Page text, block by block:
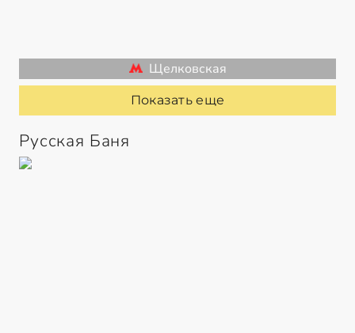
Щелковская
Показать еще
Русская Баня